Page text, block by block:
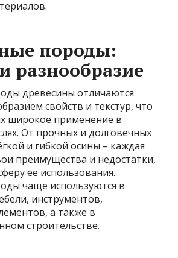
породы:
разнообразие
древесины отличаются
свойств и текстур, что
широкое применение в
От прочных и долговечных
и гибкой осины – каждая
преимущества и недостатки,
ее использования.
чаще используются в
инструментов,
а также в
строительстве.